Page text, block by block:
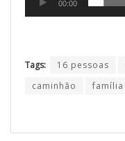
00:00
Tags: 16 pessoas
caminhão
família